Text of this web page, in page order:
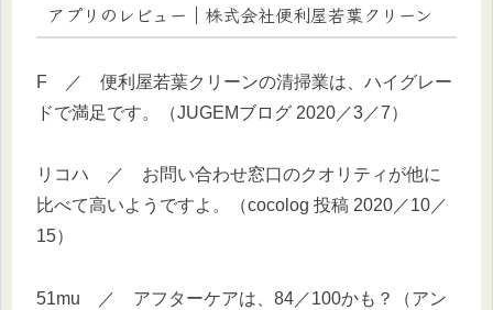
アプリのレビュー｜株式会社便利屋若葉クリーン
F ／ 便利屋若葉クリーンの清掃業は、ハイグレー
ドで満足です。（JUGEMブログ 2020／3／7）
リコハ ／ お問い合わせ窓口のクオリティが他に
比べて高いようですよ。（cocolog 投稿 2020／10／
15）
51mu ／ アフターケアは、84／100かも？（アン